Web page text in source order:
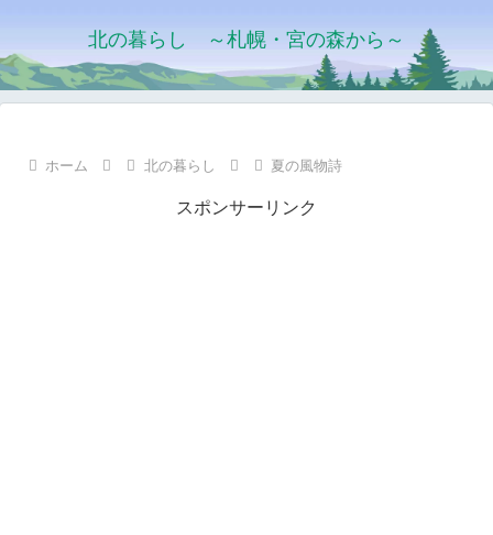
北の暮らし ～札幌・宮の森から～
ホーム 北の暮らし 夏の風物詩
スポンサーリンク